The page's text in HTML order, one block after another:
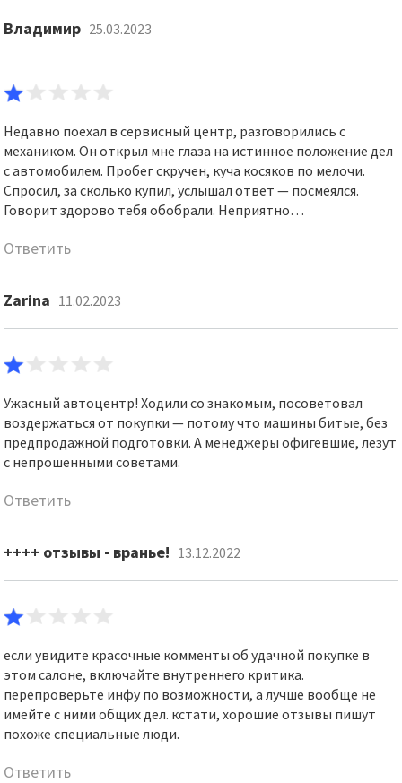
Владимир 25.03.2023
Недавно поехал в сервисный центр, разговорились с
механиком. Он открыл мне глаза на истинное положение дел
с автомобилем. Пробег скручен, куча косяков по мелочи.
Спросил, за сколько купил, услышал ответ — посмеялся.
Говорит здорово тебя обобрали. Неприятно…
Ответить
Zarina 11.02.2023
Ужасный автоцентр! Ходили со знакомым, посоветовал
воздержаться от покупки — потому что машины битые, без
предпродажной подготовки. А менеджеры офигевшие, лезут
с непрошенными советами.
Ответить
++++ отзывы - вранье! 13.12.2022
если увидите красочные комменты об удачной покупке в
этом салоне, включайте внутреннего критика.
перепроверьте инфу по возможности, а лучше вообще не
имейте с ними общих дел. кстати, хорошие отзывы пишут
похоже специальные люди.
Ответить